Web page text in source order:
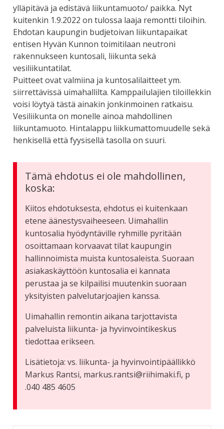
ylläpitävä ja edistävä liikuntamuoto/ paikka. Nyt
kuitenkin 1.9.2022 on tulossa laaja remontti tiloihin.
Ehdotan kaupungin budjetoivan liikuntapaikat
entisen Hyvän Kunnon toimitilaan neutroni
rakennukseen kuntosali, liikunta sekä
vesiliikuntatilat.
Puitteet ovat valmiina ja kuntosalilaitteet ym.
siirrettävissä uimahallilta. Kamppailulajien tiloillekkin
voisi löytyä tästä ainakin jonkinmoinen ratkaisu.
Vesiliikunta on monelle ainoa mahdollinen
liikuntamuoto. Hintalappu liikkumattomuudelle sekä
henkisellä että fyysisellä tasolla on suuri.
Tämä ehdotus ei ole mahdollinen,
koska:
Kiitos ehdotuksesta, ehdotus ei kuitenkaan
etene äänestysvaiheeseen. Uimahallin
kuntosalia hyödyntäville ryhmille pyritään
osoittamaan korvaavat tilat kaupungin
hallinnoimista muista kuntosaleista. Suoraan
asiakaskäyttöön kuntosalia ei kannata
perustaa ja se kilpailisi muutenkin suoraan
yksityisten palvelutarjoajien kanssa.
Uimahallin remontin aikana tarjottavista
palveluista liikunta- ja hyvinvointikeskus
tiedottaa erikseen.
Lisätietoja: vs. liikunta- ja hyvinvointipäällikkö
Markus Rantsi, markus.rantsi@riihimaki.fi, p
.040 485 4605